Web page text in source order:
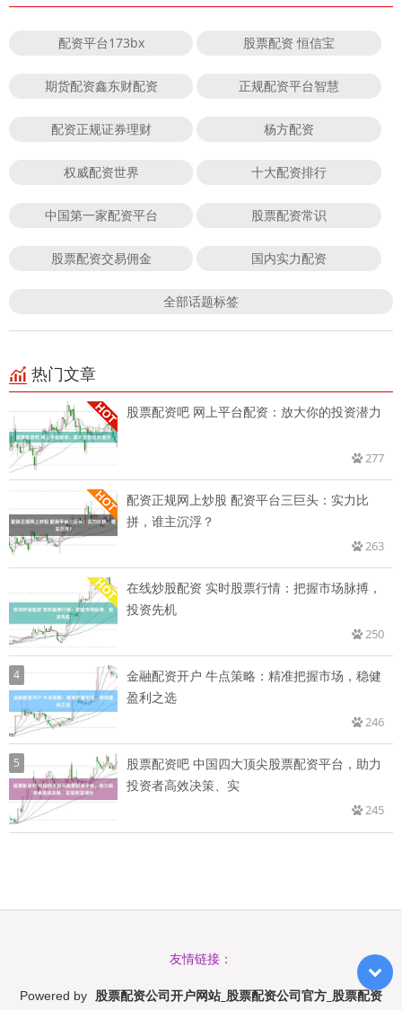
配资平台173bx 股票配资 恒信宝
期货配资鑫东财配资 正规配资平台智慧
配资正规证券理财 杨方配资
权威配资世界 十大配资排行
中国第一家配资平台 股票配资常识
股票配资交易佣金 国内实力配资
全部话题标签
热门文章
股票配资吧 网上平台配资：放大你的投资潜力
277
配资正规网上炒股 配资平台三巨头：实力比
拼，谁主沉浮？
263
在线炒股配资 实时股票行情：把握市场脉搏，
投资先机
250
4
金融配资开户 牛点策略：精准把握市场，稳健
盈利之选
246
5
股票配资吧 中国四大顶尖股票配资平台，助力
投资者高效决策、实
245
友情链接：
Powered by
股票配资公司开户网站_股票配资公司官方_股票配资